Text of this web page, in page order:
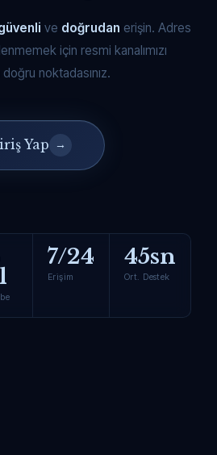
ve doğrudan erişin. Adres
için resmi kanalımızı
noktadasınız.
Yap →
7/24
Erişim
45sn
Ort. Destek